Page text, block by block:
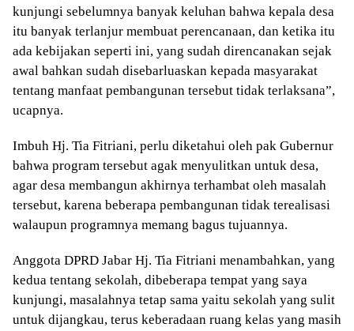
kunjungi sebelumnya banyak keluhan bahwa kepala desa
itu banyak terlanjur membuat perencanaan, dan ketika itu
ada kebijakan seperti ini, yang sudah direncanakan sejak
awal bahkan sudah disebarluaskan kepada masyarakat
tentang manfaat pembangunan tersebut tidak terlaksana”,
ucapnya.
Imbuh Hj. Tia Fitriani, perlu diketahui oleh pak Gubernur
bahwa program tersebut agak menyulitkan untuk desa,
agar desa membangun akhirnya terhambat oleh masalah
tersebut, karena beberapa pembangunan tidak terealisasi
walaupun programnya memang bagus tujuannya.
Anggota DPRD Jabar Hj. Tia Fitriani menambahkan, yang
kedua tentang sekolah, dibeberapa tempat yang saya
kunjungi, masalahnya tetap sama yaitu sekolah yang sulit
untuk dijangkau, terus keberadaan ruang kelas yang masih